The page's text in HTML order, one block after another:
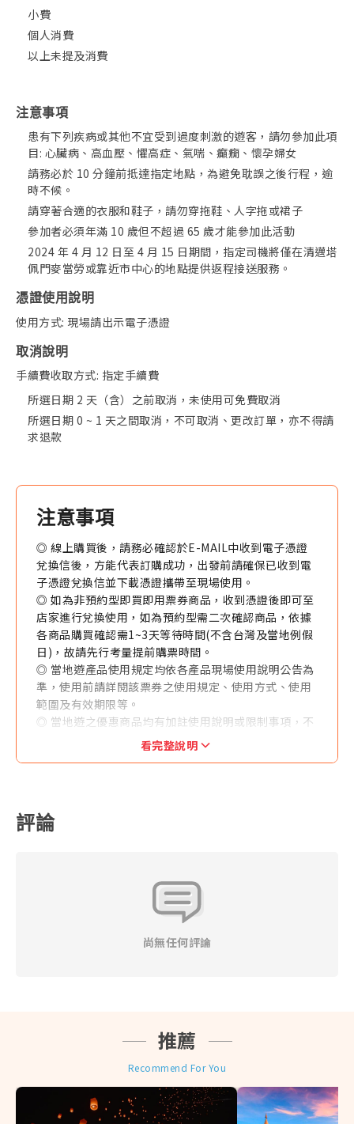
小費
個人消費
以上未提及消費
注意事項
患有下列疾病或其他不宜受到過度刺激的遊客，請勿參加此項
目: 心臟病、高血壓、懼高症、氣喘、癲癇、懷孕婦女
請務必於 10 分鐘前抵達指定地點，為避免耽誤之後行程，逾
時不候。
請穿著合適的衣服和鞋子，請勿穿拖鞋、人字拖或裙子
參加者必須年滿 10 歲但不超過 65 歲才能參加此活動
2024 年 4 月 12 日至 4 月 15 日期間，指定司機將僅在清邁塔
佩門麥當勞或靠近市中心的地點提供返程接送服務。
憑證使用說明
使用方式: 現場請出示電子憑證
取消說明
手續費收取方式: 指定手續費
所選日期 2 天（含）之前取消，未使用可免費取消
所選日期 0 ~ 1 天之間取消，不可取消、更改訂單，亦不得請
求退款
注意事項
◎ 線上購買後，請務必確認於E-MAIL中收到電子憑證
兌換信後，方能代表訂購成功，出發前請確保已收到電
子憑證兌換信並下載憑證攜帶至現場使用。
◎ 如為非預約型即買即用票券商品，收到憑證後即可至
店家進行兌換使用，如為預約型需二次確認商品，依據
各商品購買確認需1~3天等待時間(不含台灣及當地例假
日)，故請先行考量提前購票時間。
◎ 當地遊產品使用規定均依各產品現場使用說明公告為
準，使用前請詳閱該票券之使用規定、使用方式、使用
範圍及有效期限等。
◎ 當地遊之優惠商品均有加註使用說明或限制事項，不
得與其他優惠方案同時併用。
件人聯繫確認收件人之地址及聯絡方式等資訊。
◎ 本產品售價均為優惠售價。如各供應商於官網有不定
◎ 當地遊產品一經售出，指定日期或有標示使用效期產
品不得退換、改票，如無使用期限之產品依其退改規定
辦理之，且需憑原始購買憑證 （本網當初開立之旅行業
◎ 訂購本網商品須遵守本公司會員規定，不得轉售或以
的公平使用原則（FUP）系指：為了維護網路連線品質
及公平使用原則，世界各國的電信公司有時會針對短時
間內，使用極大網路流量之用戶進行流量管制，可能導
致無法上網或上網速度變慢。 (實際降速與否請依各產
品敘述為主)
看完整說明
評論
尚無任何評論
推薦
Recommend For You